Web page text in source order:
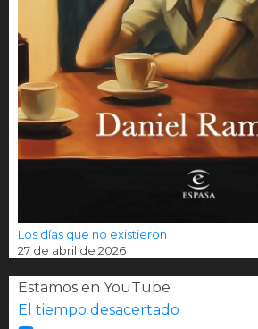
Los días que no existieron
27 de abril de 2026
Estamos en YouTube
El tiempo desacertado